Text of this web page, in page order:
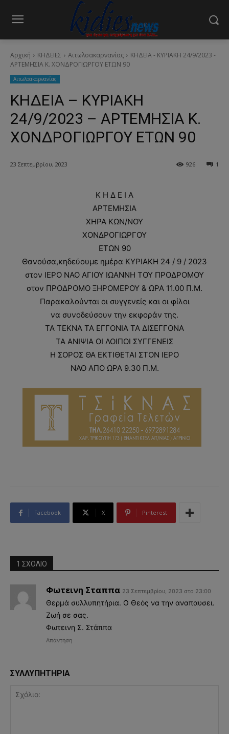
Αρχική ΚΗΔΕΙΕΣ Aιτωλοακαρνανίας
ΚΗΔΕΙΑ - ΚΥΡΙΑΚΗ 24/9/2023 -
ΑΡΤΕΜΗΣΙΑ Κ. ΧΟΝΔΡΟΓΙΩΡΓΟΥ ΕΤΩΝ 90
Aιτωλοακαρνανίας
ΚΗΔΕΙΑ – ΚΥΡΙΑΚΗ
24/9/2023 – ΑΡΤΕΜΗΣΙΑ Κ.
ΧΟΝΔΡΟΓΙΩΡΓΟΥ ΕΤΩΝ 90
23 Σεπτεμβρίου, 2023 1
926
Κ Η Δ Ε Ι Α
ΑΡΤΕΜΗΣΙΑ
ΧΗΡΑ ΚΩΝ/ΝΟΥ
ΧΟΝΔΡΟΓΙΩΡΓΟΥ
ΕΤΩΝ 90
Θανούσα,κηδεύουμε ημέρα ΚΥΡΙΑΚΗ 24 / 9 / 2023
στον ΙΕΡΟ ΝΑΟ ΑΓΙΟΥ ΙΩΑΝΝΗ ΤΟΥ ΠΡΟΔΡΟΜΟΥ
στον ΠΡΟΔΡΟΜΟ ΞΗΡΟΜΕΡΟΥ & ΩΡΑ 11.00 Π.Μ.
Παρακαλούνται οι συγγενείς και οι φίλοι
να συνοδεύσουν την εκφοράν της.
ΤΑ ΤΕΚΝΑ ΤΑ ΕΓΓΟΝΙΑ ΤΑ ΔΙΣΕΓΓΟΝΑ
ΤΑ ΑΝΙΨΙΑ ΟΙ ΛΟΙΠΟΙ ΣΥΓΓΕΝΕΙΣ
Η ΣΟΡΟΣ ΘΑ ΕΚΤΙΘΕΤΑΙ ΣΤΟΝ ΙΕΡΟ
ΝΑΟ ΑΠΟ ΩΡΑ 9.30 Π.Μ.
Facebook X Pinterest
1 ΣΧΟΛΙΟ
Φωτεινη Σταππα 23 Σεπτεμβρίου, 2023 στο 23:00
Θερμά συλλυπητήρια. Ο Θεός να την αναπαυσει.
Ζωή σε σας.
Φωτεινη Σ. Στάππα
Απάντηση
ΣΥΛΛΥΠΗΤΗΡΙΑ